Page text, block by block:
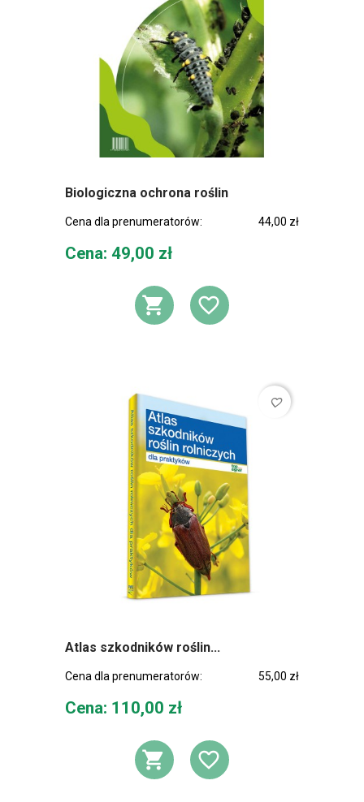
Biologiczna ochrona roślin
Cena dla prenumeratorów: 44,00 zł
Cena
Cena: 49,00 zł
DODAJ DO
DODAJ DO
favorite_border
Atlas szkodników roślin...
Cena dla prenumeratorów: 55,00 zł
Cena
Cena: 110,00 zł
DODAJ DO
DODAJ DO